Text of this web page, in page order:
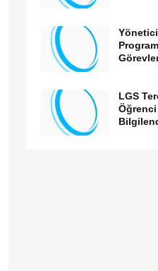
LGS
Öğrenci